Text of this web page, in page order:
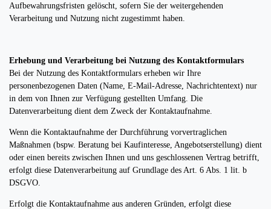
Aufbewahrungsfristen gelöscht, sofern Sie der weitergehenden
Verarbeitung und Nutzung nicht zugestimmt haben.
Erhebung und Verarbeitung bei Nutzung des Kontaktformulars
Bei der Nutzung des Kontaktformulars erheben wir Ihre
personenbezogenen Daten (Name, E-Mail-Adresse, Nachrichtentext) nur
in dem von Ihnen zur Verfügung gestellten Umfang. Die
Datenverarbeitung dient dem Zweck der Kontaktaufnahme.
Wenn die Kontaktaufnahme der Durchführung vorvertraglichen
Maßnahmen (bspw. Beratung bei Kaufinteresse, Angebotserstellung) dient
oder einen bereits zwischen Ihnen und uns geschlossenen Vertrag betrifft,
erfolgt diese Datenverarbeitung auf Grundlage des Art. 6 Abs. 1 lit. b
DSGVO.
Erfolgt die Kontaktaufnahme aus anderen Gründen, erfolgt diese